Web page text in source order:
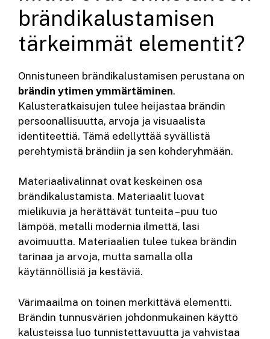
brändikalustamisen
tärkeimmät elementit?
Onnistuneen brändikalustamisen perustana on
brändin ytimen ymmärtäminen.
Kalusteratkaisujen tulee heijastaa brändin
persoonallisuutta, arvoja ja visuaalista
identiteettiä. Tämä edellyttää syvällistä
perehtymistä brändiin ja sen kohderyhmään.
Materiaalivalinnat ovat keskeinen osa
brändikalustamista. Materiaalit luovat
mielikuvia ja herättävät tunteita – puu tuo
lämpöä, metalli modernia ilmettä, lasi
avoimuutta. Materiaalien tulee tukea brändin
tarinaa ja arvoja, mutta samalla olla
käytännöllisiä ja kestäviä.
Värimaailma on toinen merkittävä elementti.
Brändin tunnusvärien johdonmukainen käyttö
kalusteissa luo tunnistettavuutta ja vahvistaa